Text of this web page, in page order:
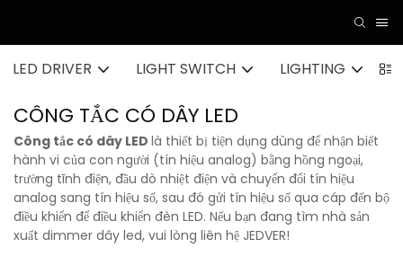
LED DRIVER LIGHT SWITCH LIGHTING
CÔNG TẮC CÓ DÂY LED
Công tắc có dây LED là thiết bị tiện dụng dùng để nhận biết
hành vi của con người (tín hiệu analog) bằng hồng ngoại,
trường tĩnh điện, đầu dò nhiệt điện và chuyển đổi tín hiệu
analog sang tín hiệu số, sau đó gửi tín hiệu số qua cáp đến bộ
điều khiển để điều khiển đèn LED. Nếu bạn đang tìm nhà sản
xuất dimmer dây led, vui lòng liên hệ JEDVER!